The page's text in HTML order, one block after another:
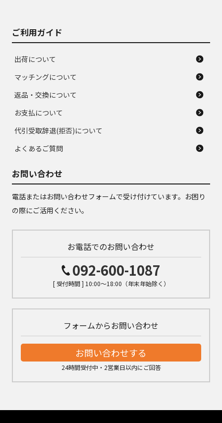
ご利用ガイド
出荷について
マッチングについて
返品・交換について
お支払について
代引受取辞退(拒否)について
よくあるご質問
お問い合わせ
電話またはお問い合わせフォームで受け付けています。お困り
の際にご活用ください。
お電話でのお問い合わせ
092-600-1087
[ 受付時間 ] 10:00～18:00（年末年始除く）
フォームからお問い合わせ
お問い合わせする
24時間受付中・2営業日以内にご回答